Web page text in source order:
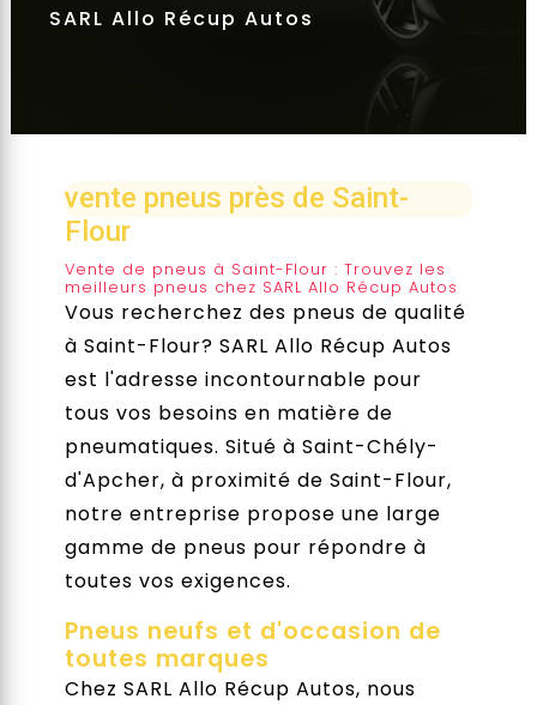
SARL Allo Récup Autos
vente pneus près de Saint-
Flour
Vente de pneus à Saint-Flour : Trouvez les
meilleurs pneus chez SARL Allo Récup Autos
Vous recherchez des pneus de qualité
à Saint-Flour? SARL Allo Récup Autos
est l'adresse incontournable pour
tous vos besoins en matière de
pneumatiques. Situé à Saint-Chély-
d'Apcher, à proximité de Saint-Flour,
notre entreprise propose une large
gamme de pneus pour répondre à
toutes vos exigences.
Pneus neufs et d'occasion de
toutes marques
Chez SARL Allo Récup Autos, nous